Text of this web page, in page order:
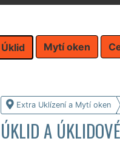
Úklid Mytí oken
Extra Uklízení a Mytí oken
ÚKLID A